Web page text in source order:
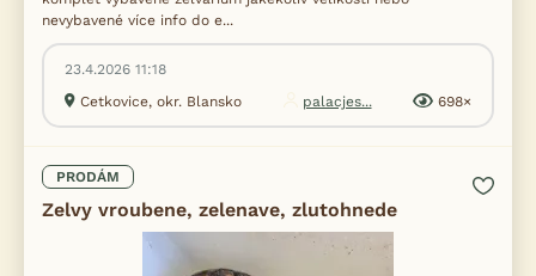
nevybavené více info do e...
23.4.2026 11:18
Cetkovice, okr. Blansko
palacjes... 698×
PRODÁM
Zelvy vroubene, zelenave, zlutohnede